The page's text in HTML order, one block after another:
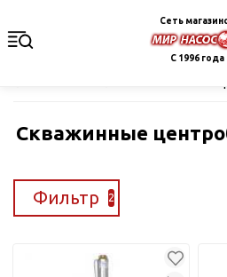
Сеть
С 1996 года
Скважинные
Фильтр 2